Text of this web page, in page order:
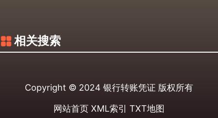
相关搜索
Copyright © 2024 银行转账凭证 版权所有
网站首页 XML索引 TXT地图